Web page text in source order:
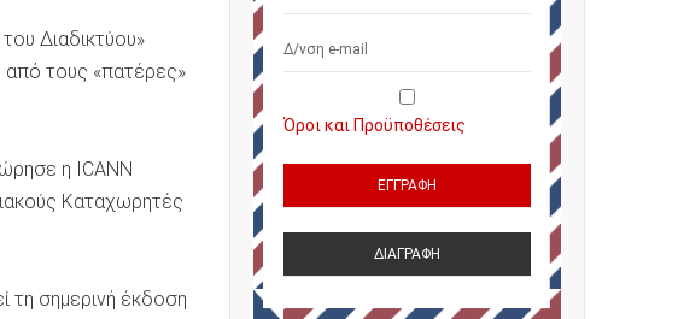
Διαδικτύου»
από τους «πατέρες»
η ICANΝ
Καταχωρητές
τη σημερινή έκδοση
Όροι και Προϋποθέσεις